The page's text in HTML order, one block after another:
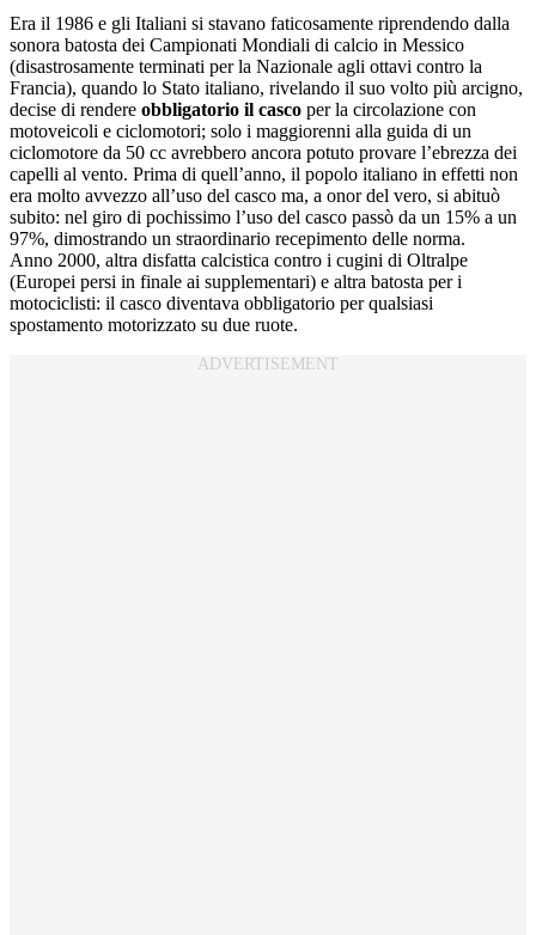
Era il 1986 e gli Italiani si stavano faticosamente riprendendo dalla
sonora batosta dei Campionati Mondiali di calcio in Messico
(disastrosamente terminati per la Nazionale agli ottavi contro la
Francia), quando lo Stato italiano, rivelando il suo volto più arcigno,
decise di rendere obbligatorio il casco per la circolazione con
motoveicoli e ciclomotori; solo i maggiorenni alla guida di un
ciclomotore da 50 cc avrebbero ancora potuto provare l’ebrezza dei
capelli al vento. Prima di quell’anno, il popolo italiano in effetti non
era molto avvezzo all’uso del casco ma, a onor del vero, si abituò
subito: nel giro di pochissimo l’uso del casco passò da un 15% a un
97%, dimostrando un straordinario recepimento delle norma.
Anno 2000, altra disfatta calcistica contro i cugini di Oltralpe
(Europei persi in finale ai supplementari) e altra batosta per i
motociclisti: il casco diventava obbligatorio per qualsiasi
spostamento motorizzato su due ruote.